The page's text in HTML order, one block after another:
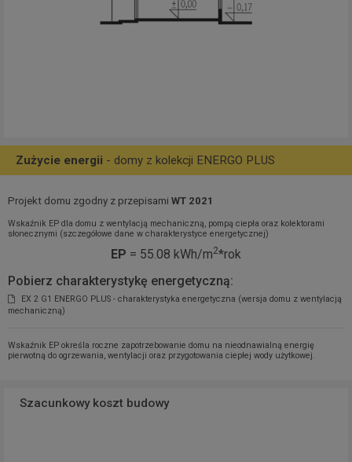
Zużycie energii - domy z kolekcji ENERGO PLUS
Projekt domu zgodny z przepisami WT 2021
Wskaźnik EP dla domu z wentylacją mechaniczną, pompą ciepła oraz kolektorami
słonecznymi (szczegółowe dane w charakterystyce energetycznej)
EP = 55.08 kWh/m2*rok
Pobierz charakterystykę energetyczną:
EX 2 G1 ENERGO PLUS - charakterystyka energetyczna (wersja domu z wentylacją
mechaniczną)
Wskaźnik EP określa roczne zapotrzebowanie domu na nieodnawialną energię
pierwotną do ogrzewania, wentylacji oraz przygotowania ciepłej wody użytkowej.
Szacunkowy koszt budowy